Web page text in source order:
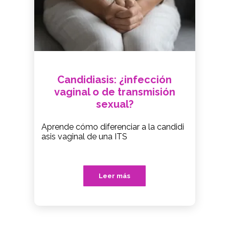
Candidiasis: ¿infección
vaginal o de transmisión
sexual?
Aprende cómo diferenciar a la candidi
asis vaginal de una ITS
Leer más